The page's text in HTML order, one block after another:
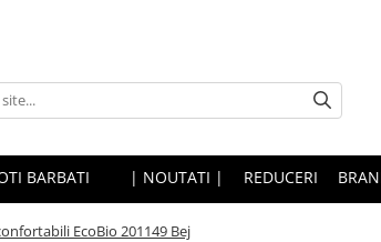
BARBATI | NOUTATI | REDUCERI
EcoBio 201149 Bej